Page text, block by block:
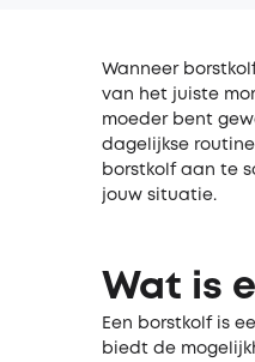
Wanneer
van het juiste
moeder bent
dagelijkse
borstkolf aan te
jouw situatie.
Wat is
Een borstkolf is
biedt de